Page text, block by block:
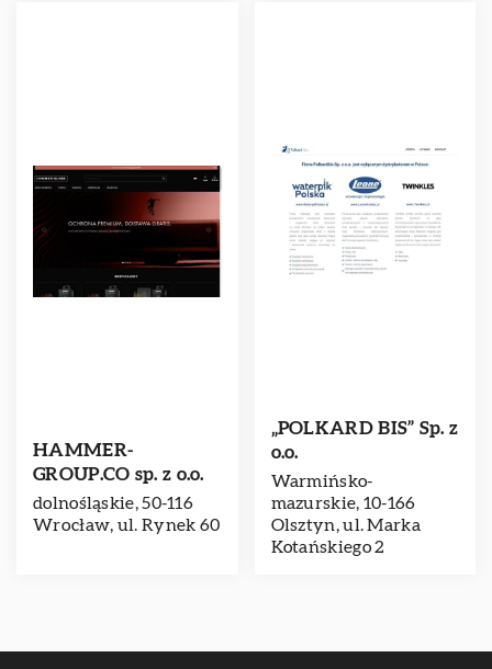
HAMMER-
GROUP.CO sp. z o.o.
dolnośląskie, 50-116
Wrocław, ul. Rynek 60
„POLKARD BIS” Sp. z
o.o.
Warmińsko-
mazurskie, 10-166
Olsztyn, ul. Marka
Kotańskiego 2